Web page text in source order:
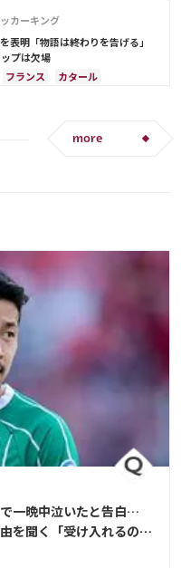
アントワーヌ・グリーズマン
カーキング
表明「物語は終わりを告げる」
プは欠場
フランス
カタール
more
一晩中泣いたと告白…
を聞く「受け入れるのは